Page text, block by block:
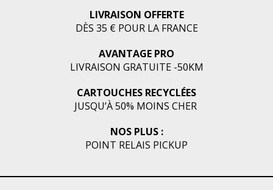
LIVRAISON OFFERTE
DÈS 35 € POUR LA FRANCE
AVANTAGE PRO
LIVRAISON GRATUITE -50KM
CARTOUCHES RECYCLÉES
JUSQU’À 50% MOINS CHER
NOS PLUS :
POINT RELAIS PICKUP